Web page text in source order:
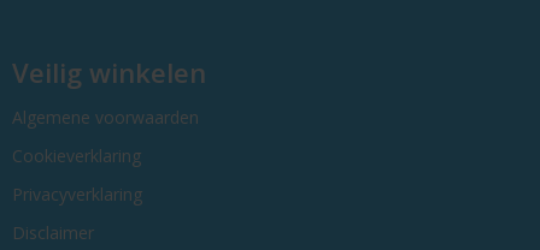
Veilig winkelen
Algemene voorwaarden
Cookieverklaring
Privacyverklaring
Disclaimer